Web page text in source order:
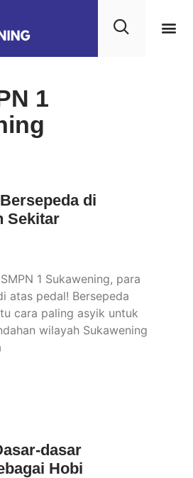
1
di
Sekitar
1 Sukawening, para
atas pedal! Bersepeda
cara paling asyik untuk
wilayah Sukawening
dasar
Hobi